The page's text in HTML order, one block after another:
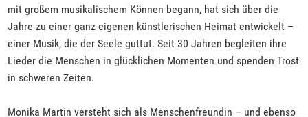
mit großem musikalischem Können begann, hat sich über die
Jahre zu einer ganz eigenen künstlerischen Heimat entwickelt –
einer Musik, die der Seele guttut. Seit 30 Jahren begleiten ihre
Lieder die Menschen in glücklichen Momenten und spenden Trost
in schweren Zeiten.
Monika Martin versteht sich als Menschenfreundin – und ebenso